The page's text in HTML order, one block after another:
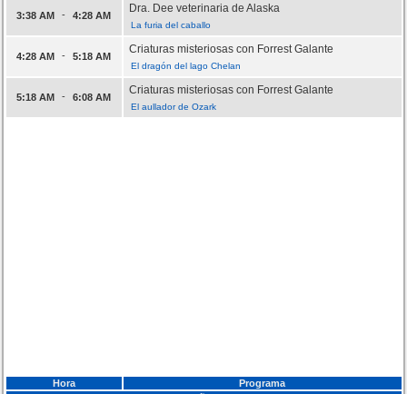
3:38 AM - 4:28 AM
Dra. Dee veterinaria de Alaska
La furia del caballo
4:28 AM - 5:18 AM
Criaturas misteriosas con Forrest Galante
El dragón del lago Chelan
5:18 AM - 6:08 AM
Criaturas misteriosas con Forrest Galante
El aullador de Ozark
Hora
Programa